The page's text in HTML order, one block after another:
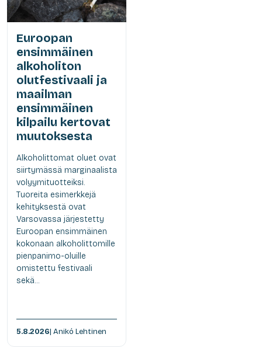
Euroopan
ensimmäinen
alkoholiton
olutfestivaali ja
maailman
ensimmäinen
kilpailu kertovat
muutoksesta
Alkoholittomat oluet ovat
siirtymässä marginaalista
volyymituotteiksi.
Tuoreita esimerkkejä
kehityksestä ovat
Varsovassa järjestetty
Euroopan ensimmäinen
kokonaan alkoholittomille
pienpanimo-oluille
omistettu festivaali
sekä...
5.8.2026| Anikó Lehtinen